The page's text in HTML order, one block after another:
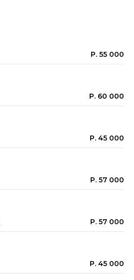
Р. 55 000
Р. 60 000
Р. 45 000
Р. 57 000
Р. 57 000
Р. 45 000